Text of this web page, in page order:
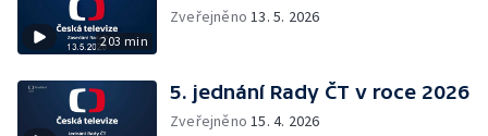
203 min
Zveřejněno13. 5. 2026
5. jednání Rady ČT v roce 2026
Zveřejněno15. 4. 2026